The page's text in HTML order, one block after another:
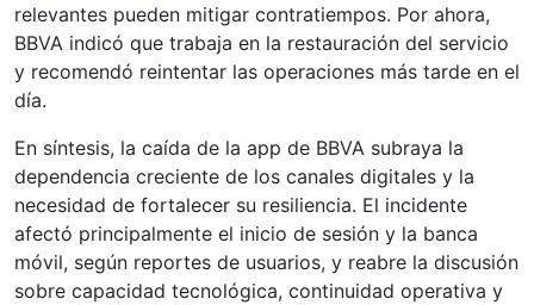
relevantes pueden mitigar contratiempos. Por ahora,
BBVA indicó que trabaja en la restauración del servicio
y recomendó reintentar las operaciones más tarde en el
día.
En síntesis, la caída de la app de BBVA subraya la
dependencia creciente de los canales digitales y la
necesidad de fortalecer su resiliencia. El incidente
afectó principalmente el inicio de sesión y la banca
móvil, según reportes de usuarios, y reabre la discusión
sobre capacidad tecnológica, continuidad operativa y